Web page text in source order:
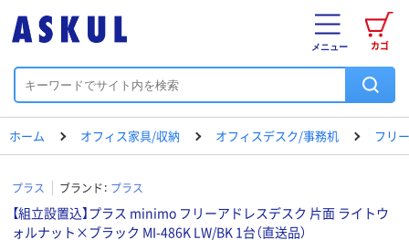
カゴ
メニュー
ホーム オフィス家具/収納 オフィスデスク/事務机 フリ
プラス ブランド： プラス
【組立設置込】プラス minimo フリーアドレスデスク 片面 ライトウ
ォルナット×ブラック MI-486K LW/BK 1台（直送品）